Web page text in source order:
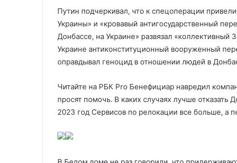
Путин подчеркивал, что к спецоперации
Украины» и «кровавый антигосударственный
Донбассе, на Украине» развязал «коллективный
Украине антиконституционный вооруженный
оправдывал геноцид в отношении людей в
Читайте на РБК Pro Бенефициар навредил
просят помочь. В каких случаях лучше отказать
2023 год Сервисов по релокации все больше, а